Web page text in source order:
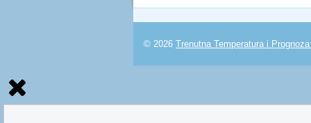
© 2026 Trenutna Temperatura i